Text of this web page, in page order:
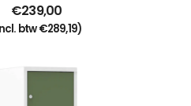
€239,00
btw€289,19)